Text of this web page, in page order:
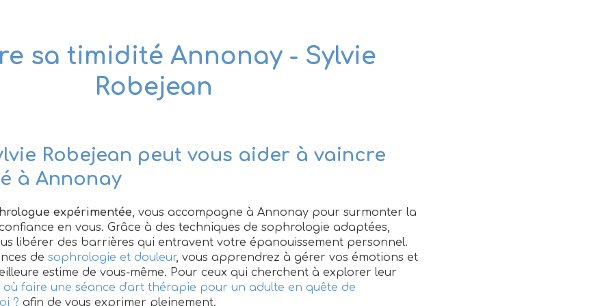
sa timidité Annonay - Sylvie
Robejean
Robejean peut vous aider à vaincre
à Annonay
expérimentée, vous accompagne à Annonay pour surmonter la
en vous. Grâce à des techniques de sophrologie adaptées,
libérer des barrières qui entravent votre épanouissement personnel.
de sophrologie et douleur, vous apprendrez à gérer vos émotions et
estime de vous-même. Pour ceux qui cherchent à explorer leur
où faire une séance d'art thérapie pour un adulte en quête de
? afin de vous exprimer pleinement.